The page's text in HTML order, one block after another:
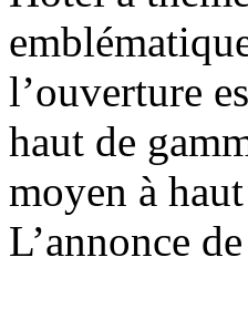
l’ouverture
haut de
moyen à
L’annonce